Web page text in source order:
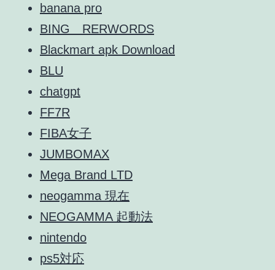
banana pro
BING RERWORDS
Blackmart apk Download
BLU
chatgpt
FF7R
FIBA女子
JUMBOMAX
Mega Brand LTD
neogamma 現在
NEOGAMMA 起動法
nintendo
ps5対応